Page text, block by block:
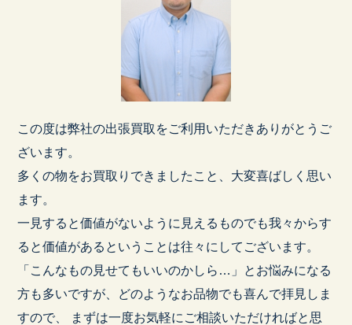
この度は弊社の出張買取をご利用いただきありがとうご
ざいます。
多くの物をお買取りできましたこと、大変喜ばしく思い
ます。
一見すると価値がないように見えるものでも我々からす
ると価値があるということは往々にしてございます。
「こんなもの見せてもいいのかしら…」とお悩みになる
方も多いですが、どのようなお品物でも喜んで拝見しま
すので、 まずは一度お気軽にご相談いただければと思